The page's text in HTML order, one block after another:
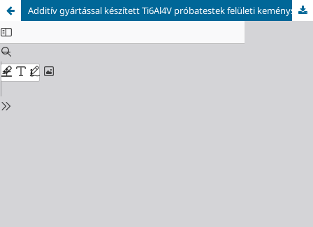
Additív gyártással készített Ti6Al4V próbatestek felületi keménységének vizsgálata